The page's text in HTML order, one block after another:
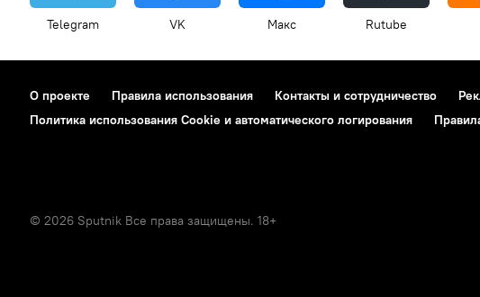
Telegram VK Макс Rutube
О проекте Правила использования Контакты и сотрудничество
Политика использования Cookie и автоматического логирования
© 2026 Sputnik Все права защищены. 18+